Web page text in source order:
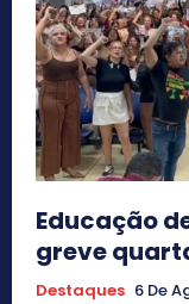
Educação
greve
Destaques 6 De